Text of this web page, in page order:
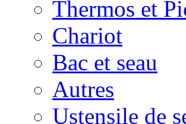
Thermos et
Chariot
Bac et seau
Autres
Ustensile de